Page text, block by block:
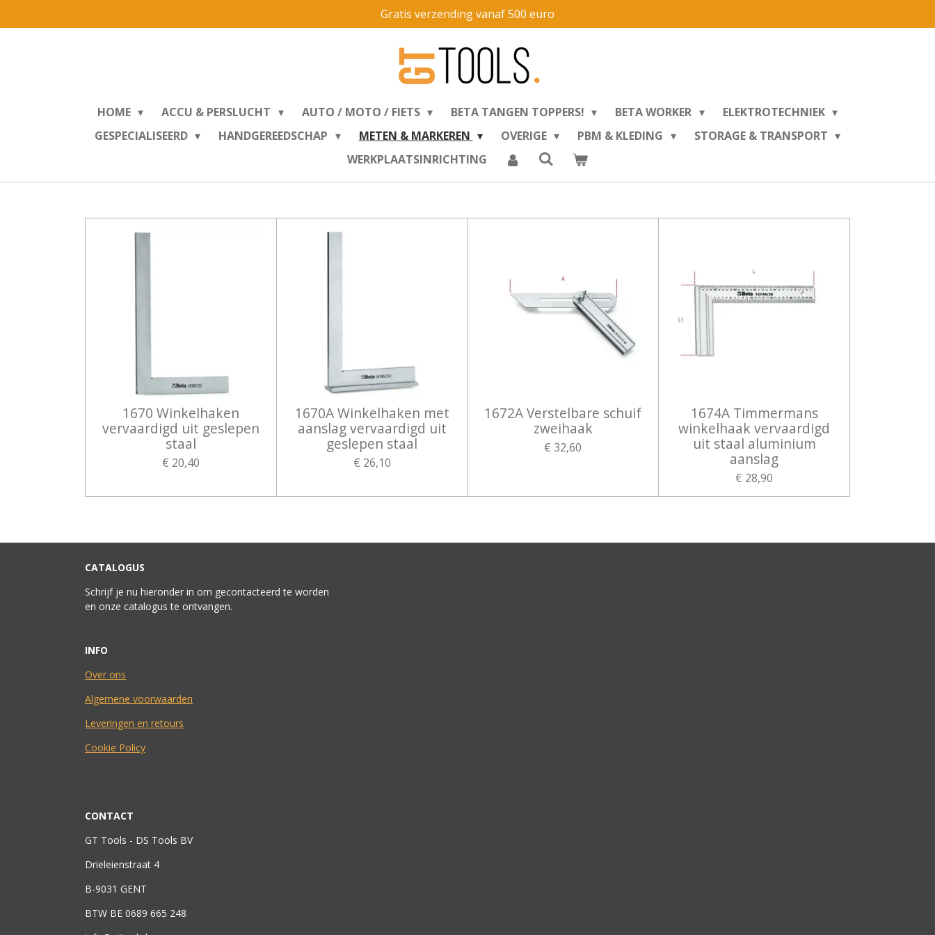
direct
Gratis verzending vanaf 500 euro
HOME ACCU & PERSLUCHT AUTO / MOTO / FIETS BETA TANGEN TOPPERS! BETA WORKER
ELEKTROTECHNIEK
GESPECIALISEERD
HANDGEREEDSCHAP METEN & MARKEREN OVERIGE PBM & KLEDING
STORAGE & TRANSPORT
WERKPLAATSINRICHTING
1670 Winkelhaken
vervaardigd uit geslepen
staal
€ 20,40
1670A Winkelhaken met
aanslag vervaardigd uit
geslepen staal
€ 26,10
1672A Verstelbare schuif
zweihaak
€ 32,60
1674A Timmermans
winkelhaak vervaardigd
uit staal aluminium
aanslag
€ 28,90
CATALOGUS
Schrijf je nu hieronder in om gecontacteerd te worden
en onze catalogus te ontvangen.
INFO
Over ons
Algemene voorwaarden
Leveringen en retours
Cookie Policy
CONTACT
GT Tools - DS Tools BV
Drieleienstraat 4
B-9031 GENT
BTW BE 0689 665 248